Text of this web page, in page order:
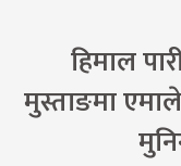
हिमाल
मुस्ताङमा